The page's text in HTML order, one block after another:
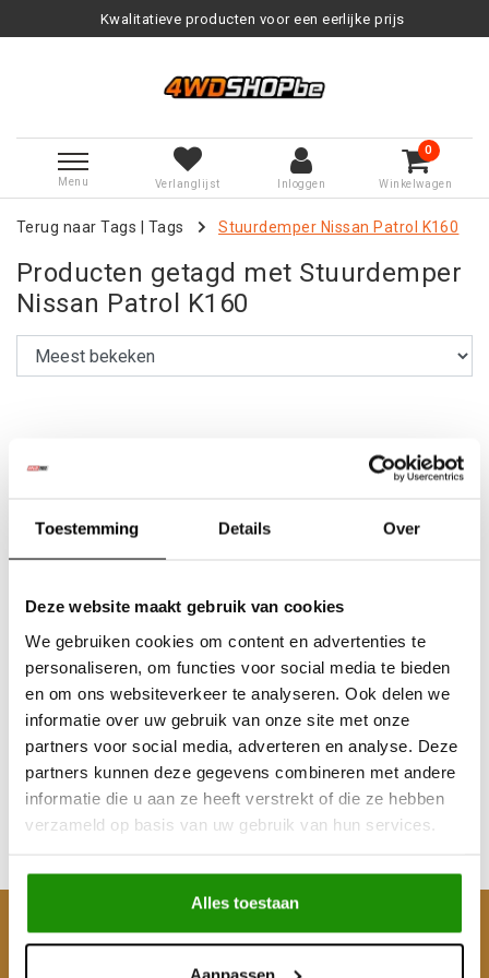
Toestemming Details Over
Deze website maakt gebruik van cookies
We gebruiken cookies om content en advertenties te
personaliseren, om functies voor social media te bieden
en om ons websiteverkeer te analyseren. Ook delen we
informatie over uw gebruik van onze site met onze
partners voor social media, adverteren en analyse. Deze
partners kunnen deze gegevens combineren met andere
informatie die u aan ze heeft verstrekt of die ze hebben
verzameld op basis van uw gebruik van hun services.
Alles toestaan
Aanpassen
Kwalitatieve producten voor een eerlijke prijs
Menu Verlanglijst Inloggen
0
Winkelwagen
Terug naar Tags Tags Stuurdemper Nissan Patrol K160
Producten getagd met Stuurdemper
Nissan Patrol K160
Pedders Trakryder
35mm Stuurdemper
K160/260
€98,35
Excl. btw
€119,00
Klantenservice